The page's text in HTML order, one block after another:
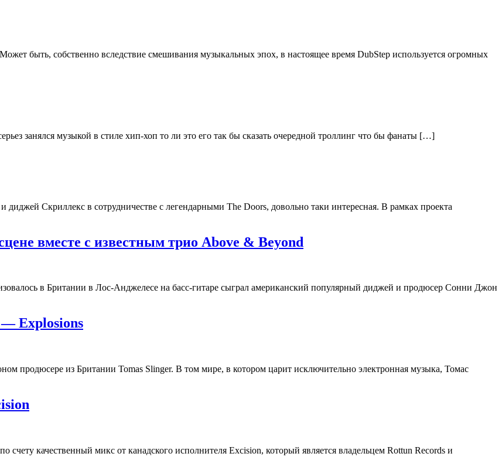
быть, собственно вследствие смешивания музыкальных эпох, в настоящее время DubStep используется огромных
занялся музыкой в стиле хип-хоп то ли это его так бы сказать очередной троллинг что бы фанаты […]
Скриллекс в сотрудничестве с легендарными The Doors, довольно таки интересная. В рамках проекта
вместе с известным трио Above & Beyond
в Британии в Лос-Анджелесе на басс-гитаре сыграл американский популярный диджей и продюсер Сонни Джон
— Explosions
продюсере из Британии Tomas Slinger. В том мире, в котором царит исключительно электронная музыка, Томас
качественный микс от канадского исполнителя Excision, который является владельцем Rottun Records и